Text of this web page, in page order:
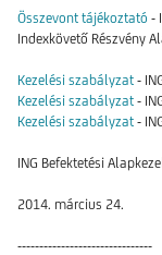
Összevont tájékoztató -
Indexkövető Részvény
Kezelési szabályzat -
Kezelési szabályzat -
Kezelési szabályzat -
ING Befektetési
2014. március 24.
-------------------------------